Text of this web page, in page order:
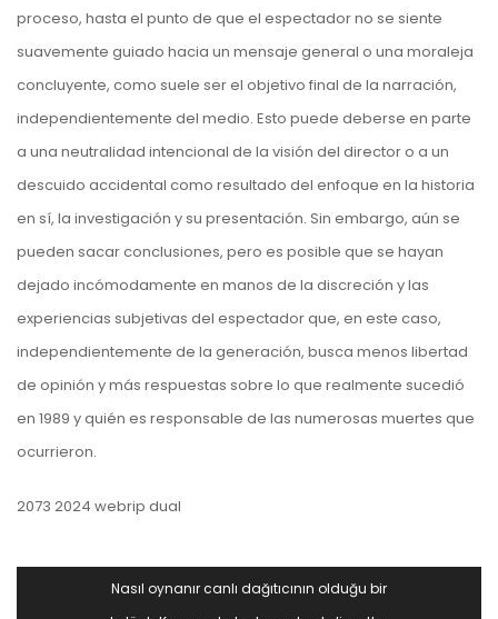
proceso, hasta el punto de que el espectador no se siente
suavemente guiado hacia un mensaje general o una moraleja
concluyente, como suele ser el objetivo final de la narración,
independientemente del medio. Esto puede deberse en parte
a una neutralidad intencional de la visión del director o a un
descuido accidental como resultado del enfoque en la historia
en sí, la investigación y su presentación. Sin embargo, aún se
pueden sacar conclusiones, pero es posible que se hayan
dejado incómodamente en manos de la discreción y las
experiencias subjetivas del espectador que, en este caso,
independientemente de la generación, busca menos libertad
de opinión y más respuestas sobre lo que realmente sucedió
en 1989 y quién es responsable de las numerosas muertes que
ocurrieron.
2073 2024 webrip dual
NavegaciónNasıl oynanır canlı dağıtıcının olduğu bir